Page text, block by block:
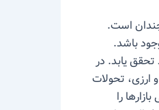
است.
باشد.
یابد. در
ارزی، تحولات
را